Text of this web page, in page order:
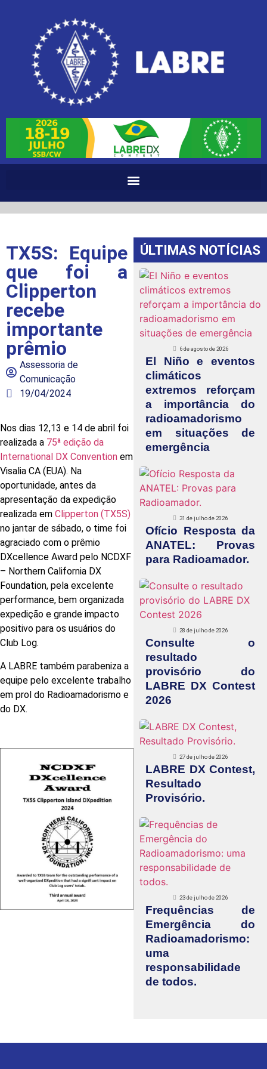
TX5S: Equipe
que foi a
Clipperton
recebe
importante
prêmio
Assessoria de
Comunicação
19/04/2024
Nos dias 12,13 e 14 de abril foi
realizada a 75ª edição da
International DX Convention em
Visalia CA (EUA). Na
oportunidade, antes da
apresentação da expedição
realizada em Clipperton (TX5S)
no jantar de sábado, o time foi
agraciado com o prêmio
DXcellence Award pelo NCDXF
– Northern California DX
Foundation, pela excelente
performance, bem organizada
expedição e grande impacto
positivo para os usuários do
Club Log.
A LABRE também parabeniza a
equipe pelo excelente trabalho
em prol do Radioamadorismo e
do DX.
ÚLTIMAS NOTÍCIAS
6 de agosto de 2026
El Niño e eventos
climáticos
extremos reforçam
a importância do
radioamadorismo
em situações de
emergência
31 de julho de 2026
Ofício Resposta da
ANATEL: Provas
para Radioamador.
28 de julho de 2026
Consulte o
resultado
provisório do
LABRE DX Contest
2026
27 de julho de 2026
LABRE DX Contest,
Resultado
Provisório.
23 de julho de 2026
Frequências de
Emergência do
Radioamadorismo:
uma
responsabilidade
de todos.